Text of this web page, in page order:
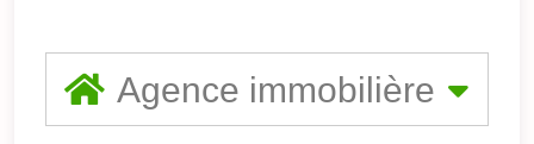
Agence immobilière